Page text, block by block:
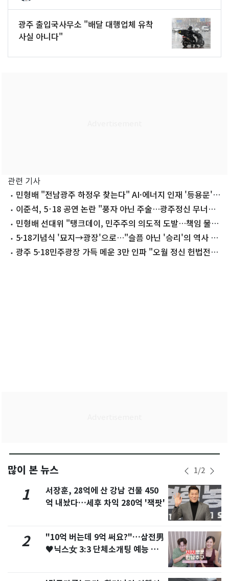
광주 출입국사무소 "배달 대행업체 유착
사실 아니다"
관련 기사
민형배 "전남광주 하정우 찾는다" AI·에너지 인재 '등용문'
마련이준석, 5·18 공연 논란 "풍자 아닌 주술…광주정신 무너뜨
려"민형배 선대위 "탱크데이, 민주주의 의도적 도발…책임 물어
야"5·18기념식 '묘지→광장'으로…"슬픔 아닌 '승리'의 역사 될
것"광주 5·18민주광장 가득 메운 3만 인파 "오월 정신 헌법전문
많이 본 뉴스 1/2
1
서장훈, 28억에 산 강남 건물 450
억 내놨다…세후 차익 280억 '잭팟'
2
"10억 버는데 9억 써요?"…삼전男
♥닉스女 3:3 단체소개팅 예능 화